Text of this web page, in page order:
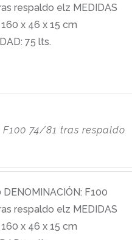
respaldo elz MEDIDAS
160 x 46 x 15 cm
75 lts.
F100 74/81 tras respaldo
DENOMINACIÓN: F100
respaldo elz MEDIDAS
160 x 46 x 15 cm